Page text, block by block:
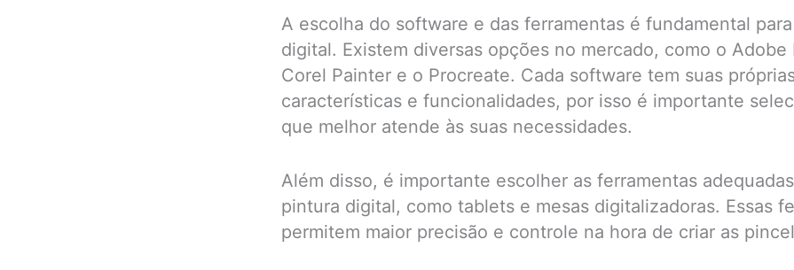
A escolha do software e das ferramentas é fundamental
digital. Existem diversas opções no mercado, como o Adobe
Corel Painter e o Procreate. Cada software tem suas
características e funcionalidades, por isso é importante
que melhor atende às suas necessidades.
Além disso, é importante escolher as ferramentas
pintura digital, como tablets e mesas digitalizadoras. Essas
permitem maior precisão e controle na hora de criar as